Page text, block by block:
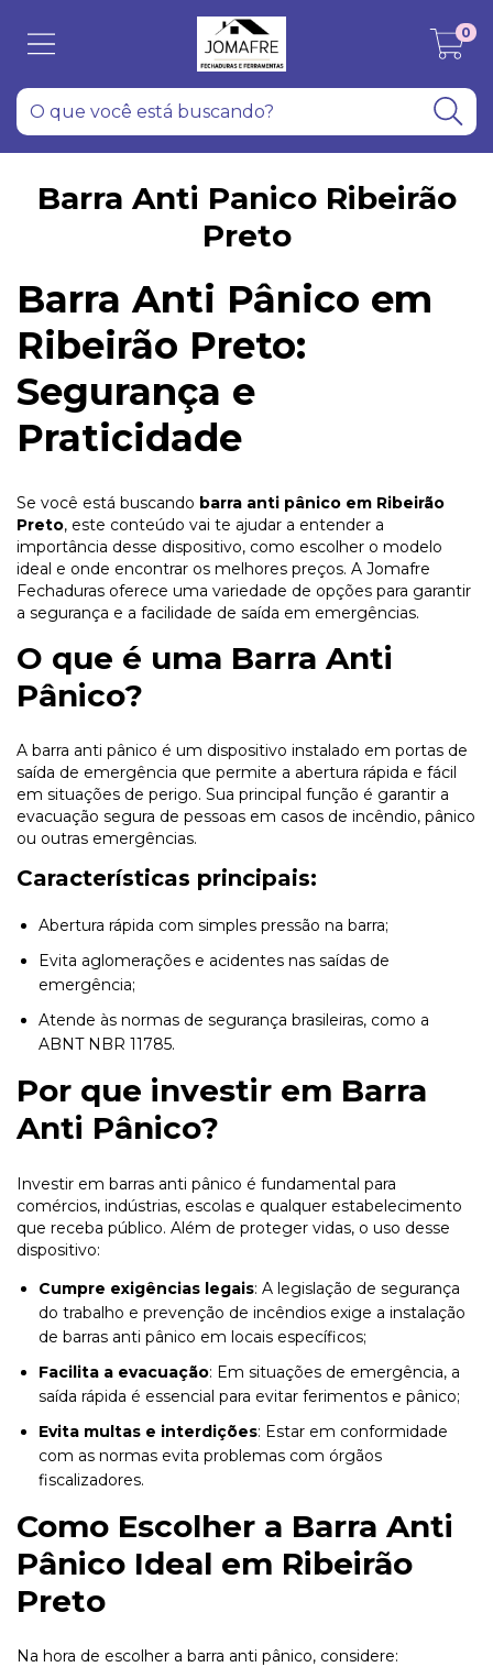
0
Barra Anti Panico Ribeirão
Preto
Barra Anti Pânico em
Ribeirão Preto:
Segurança e
Praticidade
Se você está buscando barra anti pânico em Ribeirão
Preto, este conteúdo vai te ajudar a entender a
importância desse dispositivo, como escolher o modelo
ideal e onde encontrar os melhores preços. A Jomafre
Fechaduras oferece uma variedade de opções para garantir
a segurança e a facilidade de saída em emergências.
O que é uma Barra Anti
Pânico?
A barra anti pânico é um dispositivo instalado em portas de
saída de emergência que permite a abertura rápida e fácil
em situações de perigo. Sua principal função é garantir a
evacuação segura de pessoas em casos de incêndio, pânico
ou outras emergências.
Características principais:
Abertura rápida com simples pressão na barra;
Evita aglomerações e acidentes nas saídas de
emergência;
Atende às normas de segurança brasileiras, como a
ABNT NBR 11785.
Por que investir em Barra
Anti Pânico?
Investir em barras anti pânico é fundamental para
comércios, indústrias, escolas e qualquer estabelecimento
que receba público. Além de proteger vidas, o uso desse
dispositivo:
Cumpre exigências legais: A legislação de segurança
do trabalho e prevenção de incêndios exige a instalação
de barras anti pânico em locais específicos;
Facilita a evacuação: Em situações de emergência, a
saída rápida é essencial para evitar ferimentos e pânico;
Evita multas e interdições: Estar em conformidade
com as normas evita problemas com órgãos
fiscalizadores.
Como Escolher a Barra Anti
Pânico Ideal em Ribeirão
Preto
Na hora de escolher a barra anti pânico, considere: